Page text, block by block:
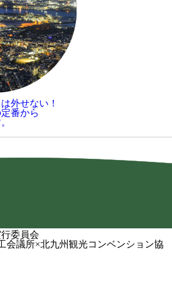
外せない！
番から
委員会
会議所×北九州観光コンベンション協